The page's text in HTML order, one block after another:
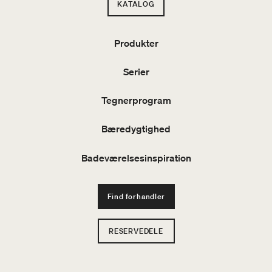
KATALOG
Produkter
Serier
Tegnerprogram
Bæredygtighed
Badeværelsesinspiration
Find forhandler
RESERVEDELE